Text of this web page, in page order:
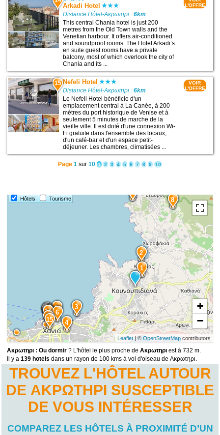
Arkadi Hotel
Distance Hôtel-Ακρωτηρι :6km
This central Chania hotel is just 200
metres from the Old Town walls and the
Venetian harbour. It offers air-conditioned
and soundproof rooms. The Hotel Arkadi’s
en suite guest rooms have a private
balcony, most of which overlook the city of
Chania and its ...
L'OFFRE
15 Nefeli Hotel
Distance Hôtel-Ακρωτηρι :6km
Le Nefeli Hotel bénéficie d'un
emplacement central à La Canée, à 200
mètres du port historique de Venise et à
seulement 5 minutes de marche de la
vieille ville. Il est doté d'une connexion Wi-
Fi gratuite dans l'ensemble des locaux,
d'un café-bar et d'un espace petit-
déjeuner. Les chambres, climatisées ...
VOIR
L'OFFRE
Page 1 sur 10 1 2 3 4 5 6 7 8 9 10
Hôtels Tourisme
15
14
13
12
11
10
9
8
6
5
4
3
2
1
+
−
Leaflet| © OpenStreetMapcontributors
Ακρωτηρι : Ou dormir ? L'hôtel le plus proche deΑκρωτηρι est à 732 m.
Il y a139 hotels dans un rayon de 100 kms à vol d'oiseau de Ακρωτηρι.
TROUVEZ L'HÔTEL AUTOUR
DE ΑΚΡΩΤΗΡΙ SUSCEPTIBLE
DE VOUS INTÉRESSER
COMPAREZ LES HÔTELS À PROXIMITÉ D’UN